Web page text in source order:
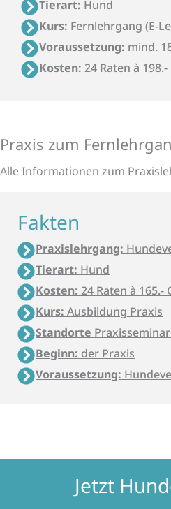
Tierart: Hund
Kurs: Fernlehrgang (E-
Voraussetzung: mind.
Kosten: 24 Raten à 198.-
Praxis zum
Alle Informa­tionen zum
Fakten
Praxislehrgang:
Tierart: Hund
Kosten: 24 Raten à 165.-
Kurs: Ausbildung Praxis
Standorte
Beginn: der Praxis
Voraussetzung:
Jetzt